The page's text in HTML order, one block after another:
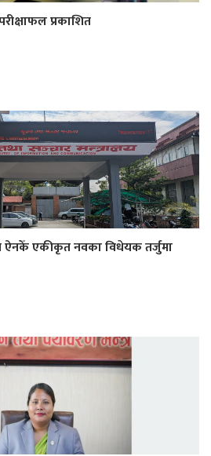
प्रकाशित
ऐनकेँ एकीकृत नवका विधेयक तर्जुमा